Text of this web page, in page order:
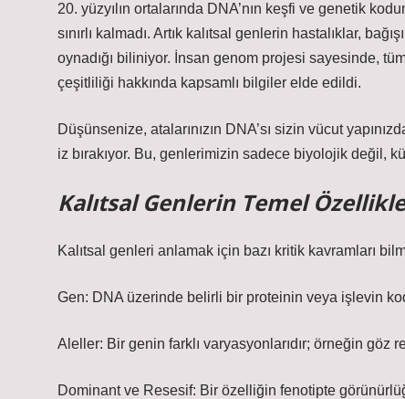
20. yüzyılın ortalarında DNA’nın keşfi ve genetik
sınırlı kalmadı. Artık kalıtsal genlerin hastalıklar,
oynadığı biliniyor. İnsan genom projesi sayesinde,
çeşitliliği hakkında kapsamlı bilgiler elde edildi.
Düşünsenize, atalarınızın DNA’sı sizin vücut
iz bırakıyor. Bu, genlerimizin sadece biyolojik değil,
Kalıtsal Genlerin Temel
Kalıtsal genleri anlamak için bazı kritik kavramları
Gen: DNA üzerinde belirli bir proteinin veya işlevin
Aleller: Bir genin farklı varyasyonlarıdır; örneğin göz
Dominant ve Resesif: Bir özelliğin fenotipte